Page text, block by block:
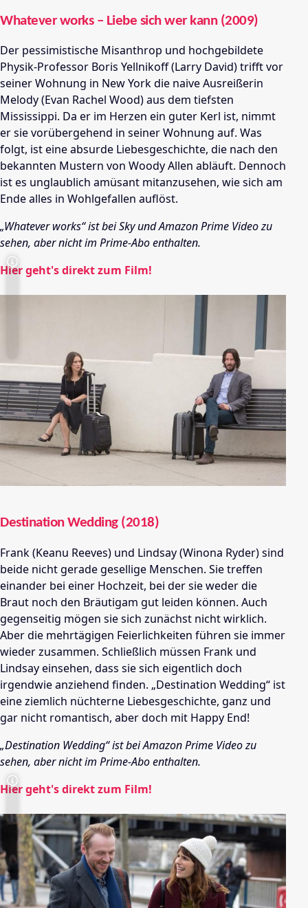
Whatever works – Liebe sich wer kann (2009)
Der pessimistische Misanthrop und hochgebildete
Physik-Professor Boris Yellnikoff (Larry David) trifft vor
seiner Wohnung in New York die naive Ausreißerin
Melody (Evan Rachel Wood) aus dem tiefsten
Mississippi. Da er im Herzen ein guter Kerl ist, nimmt
er sie vorübergehend in seiner Wohnung auf. Was
folgt, ist eine absurde Liebesgeschichte, die nach den
bekannten Mustern von Woody Allen abläuft. Dennoch
ist es unglaublich amüsant mitanzusehen, wie sich am
Ende alles in Wohlgefallen auflöst.
„Whatever works“ ist bei Sky und Amazon Prime Video zu
sehen, aber nicht im Prime-Abo enthalten.
Hier geht's direkt zum Film!
Destination Wedding (2018)
Frank (Keanu Reeves) und Lindsay (Winona Ryder) sind
beide nicht gerade gesellige Menschen. Sie treffen
einander bei einer Hochzeit, bei der sie weder die
Braut noch den Bräutigam gut leiden können. Auch
gegenseitig mögen sie sich zunächst nicht wirklich.
Aber die mehrtägigen Feierlichkeiten führen sie immer
wieder zusammen. Schließlich müssen Frank und
Lindsay einsehen, dass sie sich eigentlich doch
irgendwie anziehend finden. „Destination Wedding“ ist
eine ziemlich nüchterne Liebesgeschichte, ganz und
gar nicht romantisch, aber doch mit Happy End!
„Destination Wedding“ ist bei Amazon Prime Video zu
sehen, aber nicht im Prime-Abo enthalten.
Hier geht's direkt zum Film!